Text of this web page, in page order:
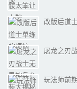
改版后道
屠龙之刃
玩法师前